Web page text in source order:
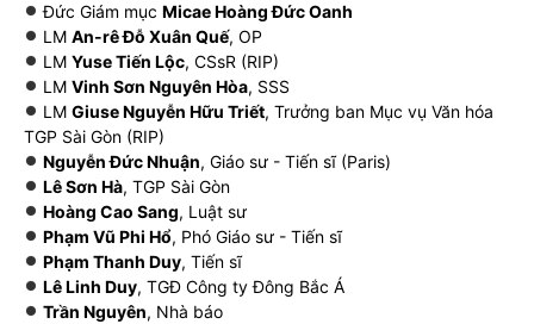
Đức Giám mục Micae Hoàng Đức Oanh
LM An-rê Đỗ Xuân Quế, OP
LM Yuse Tiến Lộc, CSsR (RIP)
LM Vinh Sơn Nguyên Hòa, SSS
LM Giuse Nguyễn Hữu Triết, Trưởng ban Mục vụ Văn hóa
TGP Sài Gòn (RIP)
Nguyễn Đức Nhuận, Giáo sư - Tiến sĩ (Paris)
Lê Sơn Hà, TGP Sài Gòn
Hoàng Cao Sang, Luật sư
Phạm Vũ Phi Hổ, Phó Giáo sư - Tiến sĩ
Phạm Thanh Duy, Tiến sĩ
Lê Linh Duy, TGĐ Công ty Đông Bắc Á
Trần Nguyên, Nhà báo